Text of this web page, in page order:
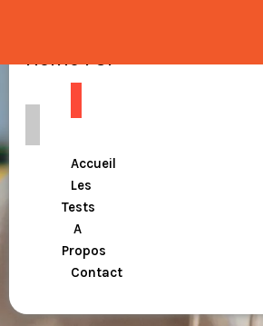
Home PSP
Accueil
Les
Tests
A
Propos
Contact